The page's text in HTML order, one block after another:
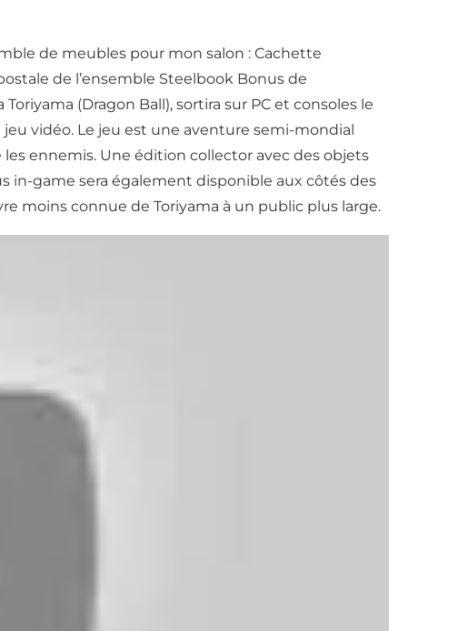
de meubles pour mon salon : Cachette
de l’ensemble Steelbook Bonus de
(Dragon Ball), sortira sur PC et consoles le
vidéo. Le jeu est une aventure semi-mondial
ennemis. Une édition collector avec des objets
in-game sera également disponible aux côtés des
moins connue de Toriyama à un public plus large.